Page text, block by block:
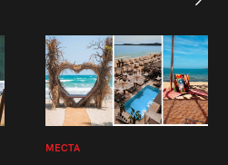
МЕСТА